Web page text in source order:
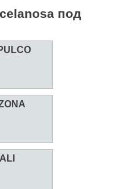
под